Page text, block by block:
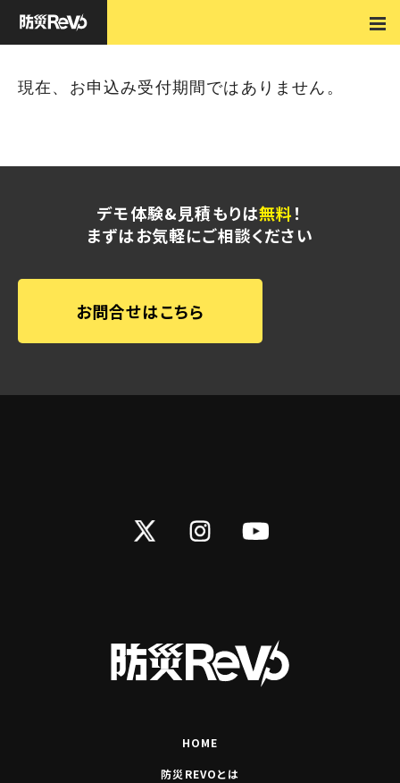
イベント
現在、お申込み受付期間ではありません。
デモ体験&見積もりは無料！
まずはお気軽にご相談ください
お問合せはこちら
InstagramYouTube
HOME
防災REVOとは